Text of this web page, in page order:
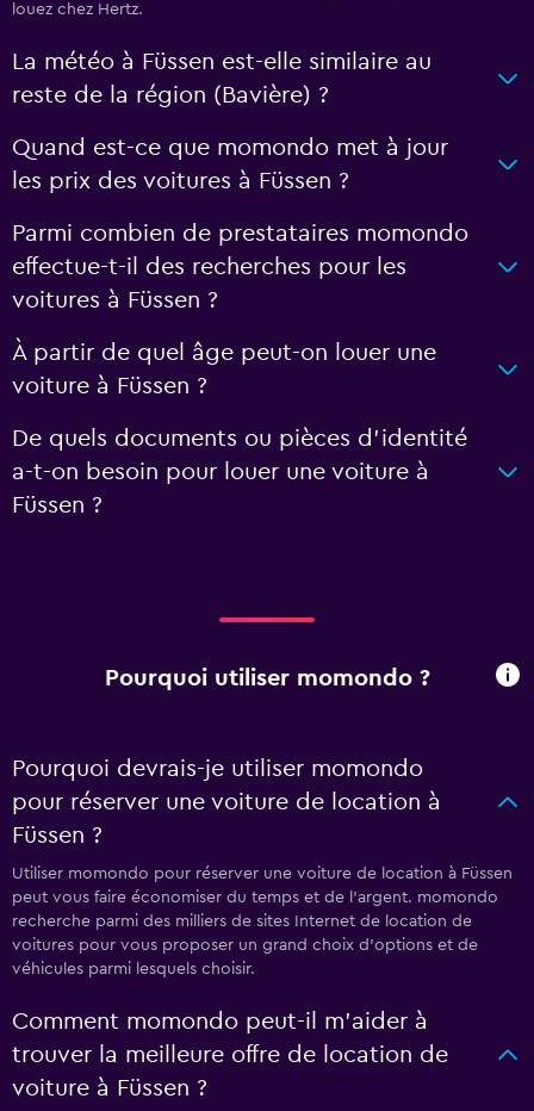
louez chez Hertz.
La météo à Füssen est-elle similaire au
reste de la région (Bavière) ?
Quand est-ce que momondo met à jour
les prix des voitures à Füssen ?
Parmi combien de prestataires momondo
effectue-t-il des recherches pour les
voitures à Füssen ?
À partir de quel âge peut-on louer une
voiture à Füssen ?
De quels documents ou pièces d'identité
a-t-on besoin pour louer une voiture à
Füssen ?
Pourquoi utiliser momondo ?
Pourquoi devrais-je utiliser momondo
pour réserver une voiture de location à
Füssen ?
Utiliser momondo pour réserver une voiture de location à Füssen
peut vous faire économiser du temps et de l'argent. momondo
recherche parmi des milliers de sites Internet de location de
voitures pour vous proposer un grand choix d'options et de
véhicules parmi lesquels choisir.
Comment momondo peut-il m’aider à
trouver la meilleure offre de location de
voiture à Füssen ?